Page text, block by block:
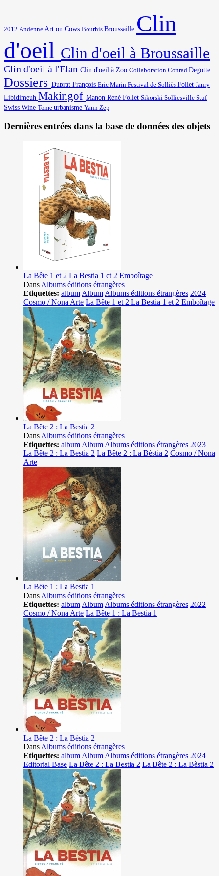
2012 Andenne Art on Cows Bourhis Broussaille Clin
d'oeil Clin d'oeil à Broussaille
Clin d'oeil à l'Elan Clin d'oeil à Zoo Collaboration Conrad Degotte
Dossiers Duprat François Eric Marin Festival de Solliès Follet Janry
Libidimeuh Makingof Manon René Follet Sikorski Solliesville Stuf
Swiss Wine Tome urbanisme Yann Zep
Dernières entrées dans la base de données des objets
La Bête 1 et 2 La Bestia 1 et 2 Emboîtage
Dans Albums éditions étrangères
Etiquettes: album Album Albums éditions étrangères 2024
Cosmo / Nona Arte La Bête 1 et 2 La Bestia 1 et 2 Emboîtage
La Bête 2 : La Bestia 2
Dans Albums éditions étrangères
Etiquettes: album Album Albums éditions étrangères 2023
La Bête 2 : La Bestia 2 La Bête 2 : La Bèstia 2 Cosmo / Nona
Arte
La Bête 1 : La Bestia 1
Dans Albums éditions étrangères
Etiquettes: album Album Albums éditions étrangères 2022
Cosmo / Nona Arte La Bête 1 : La Bestia 1
La Bête 2 : La Bèstia 2
Dans Albums éditions étrangères
Etiquettes: album Album Albums éditions étrangères 2024
Editorial Base La Bête 2 : La Bestia 2 La Bête 2 : La Bèstia 2